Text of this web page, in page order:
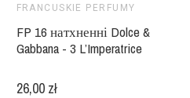
FRANCUSKIE PERFUMY
FP 16 натхненні Dolce &
Gabbana - 3 L’Imperatrice
26,00 zł